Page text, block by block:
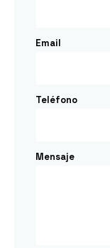
Email
Teléfono
Mensaje